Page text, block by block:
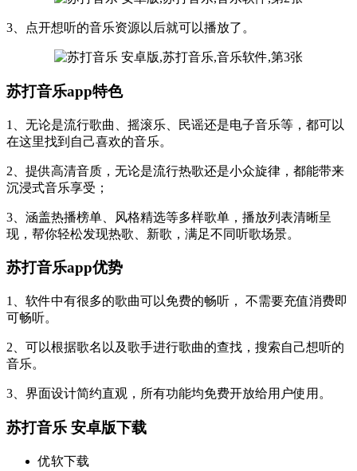
3、点开想听的音乐资源以后就可以播放了。
苏打音乐app特色
1、无论是流行歌曲、摇滚乐、民谣还是电子音乐等，都可以
在这里找到自己喜欢的音乐。
2、提供高清音质，无论是流行热歌还是小众旋律，都能带来
沉浸式音乐享受；
3、涵盖热播榜单、风格精选等多样歌单，播放列表清晰呈
现，帮你轻松发现热歌、新歌，满足不同听歌场景。
苏打音乐app优势
1、软件中有很多的歌曲可以免费的畅听， 不需要充值消费即
可畅听。
2、可以根据歌名以及歌手进行歌曲的查找，搜索自己想听的
音乐。
3、界面设计简约直观，所有功能均免费开放给用户使用。
苏打音乐 安卓版下载
优软下载